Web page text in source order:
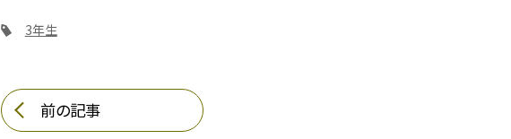
3年生
前の記事